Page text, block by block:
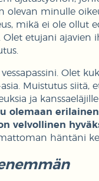
olevan minulle
mikä ei ole ollut
Olet etujani ajavien
Olet
Muistutus siitä,
ja
olemaan
velvollinen
häntäni